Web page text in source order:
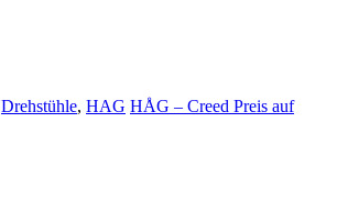
Drehstühle, HAG HÅG – Creed Preis auf